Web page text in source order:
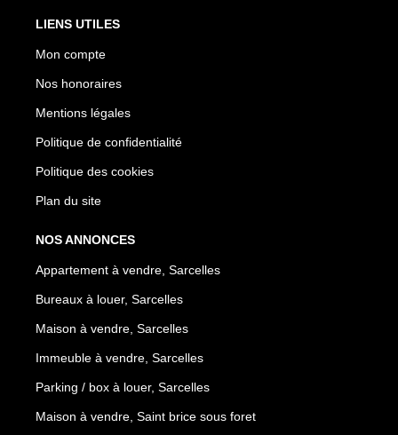
LIENS UTILES
Mon compte
Nos honoraires
Mentions légales
Politique de confidentialité
Politique des cookies
Plan du site
NOS ANNONCES
Appartement à vendre, Sarcelles
Bureaux à louer, Sarcelles
Maison à vendre, Sarcelles
Immeuble à vendre, Sarcelles
Parking / box à louer, Sarcelles
Maison à vendre, Saint brice sous foret